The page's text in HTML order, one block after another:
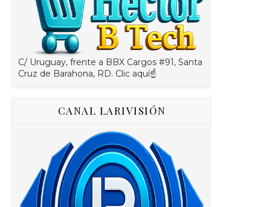
C/ Uruguay, frente a BBX Cargos #91, Santa
Cruz de Barahona, RD. Clic aquí☝
CANAL LARIVISIÓN